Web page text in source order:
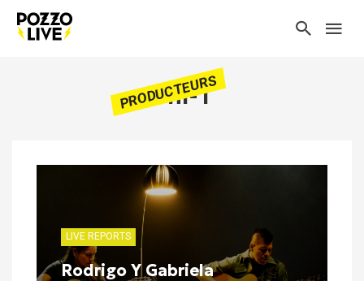
PRODUCTEURS
Uni-T
LIVE REPORTS
Rodrigo Y Gabriela